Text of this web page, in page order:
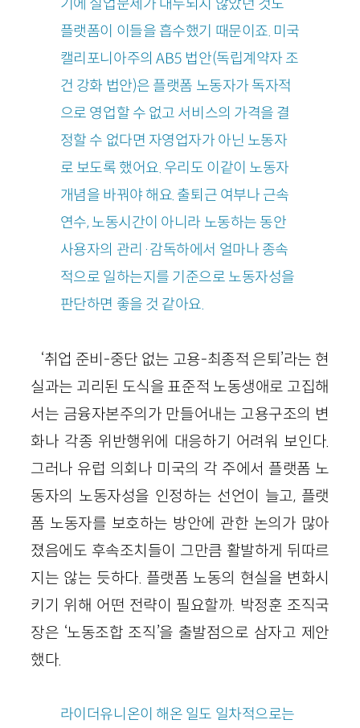
플랫폼이 이들을 흡수했기 때문이죠. 미국
캘리포니아주의 AB5 법안(독립계약자 조
건 강화 법안)은 플랫폼 노동자가 독자적
으로 영업할 수 없고 서비스의 가격을 결
정할 수 없다면 자영업자가 아닌 노동자
로 보도록 했어요. 우리도 이같이 노동자
개념을 바꿔야 해요. 출퇴근 여부나 근속
연수, 노동시간이 아니라 노동하는 동안
사용자의 관리·감독하에서 얼마나 종속
적으로 일하는지를 기준으로 노동자성을
판단하면 좋을 것 같아요.
‘취업 준비-중단 없는 고용-최종적 은퇴’라는 현
실과는 괴리된 도식을 표준적 노동생애로 고집해
서는 금융자본주의가 만들어내는 고용구조의 변
화나 각종 위반행위에 대응하기 어려워 보인다.
그러나 유럽 의회나 미국의 각 주에서 플랫폼 노
동자의 노동자성을 인정하는 선언이 늘고, 플랫
폼 노동자를 보호하는 방안에 관한 논의가 많아
졌음에도 후속조치들이 그만큼 활발하게 뒤따르
지는 않는 듯하다. 플랫폼 노동의 현실을 변화시
키기 위해 어떤 전략이 필요할까. 박정훈 조직국
장은 ‘노동조합 조직’을 출발점으로 삼자고 제안
했다.
라이더유니온이 해온 일도 일차적으로는